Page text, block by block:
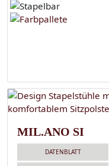
MIL.ANO SI
DATENBLATT